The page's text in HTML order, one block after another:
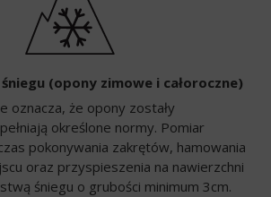
(opony zimowe i całoroczne)
oznacza, że opony zostały
określone normy. Pomiar
pokonywania zakrętów, hamowania
oraz przyspieszenia na nawierzchni
śniegu o grubości minimum 3cm.